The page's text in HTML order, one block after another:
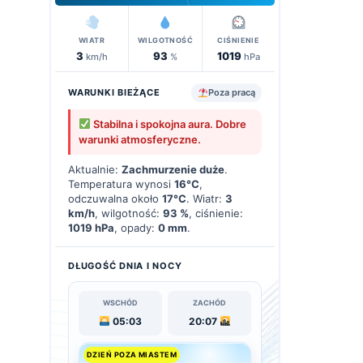
WIATR
3 km/h
WILGOTNOŚĆ
93 %
CIŚNIENIE
1019hPa
WARUNKI BIEŻĄCE Poza pracą
Stabilna i spokojna aura. Dobre
warunki atmosferyczne.
Aktualnie: Zachmurzenie duże.
Temperatura wynosi 16°C,
odczuwalna około 17°C. Wiatr: 3
km/h, wilgotność: 93 %, ciśnienie:
1019 hPa, opady: 0 mm.
DŁUGOŚĆ DNIA I NOCY
WSCHÓD
05:03
ZACHÓD
20:07
DZIEŃ POZA MIASTEM